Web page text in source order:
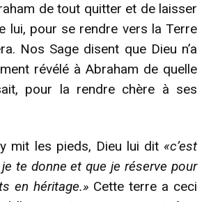
de tout quitter et de laisser
lui, pour se rendre vers la Terre
Nos Sage disent que Dieu n’a
révélé à Abraham de quelle
pour la rendre chère à ses
mit les pieds, Dieu lui dit «c’est
te donne et que je réserve pour
en héritage.» Cette terre a ceci